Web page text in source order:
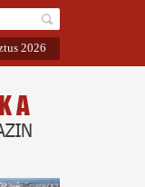
2026